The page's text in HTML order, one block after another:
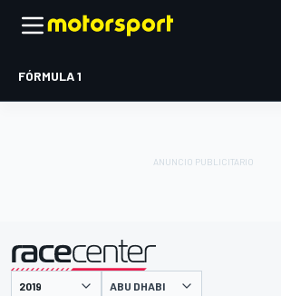
FÓRMULA 1
presentado por ABU DHABI